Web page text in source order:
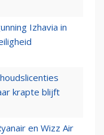
Izhavia in
krapte blijft
en Wizz Air